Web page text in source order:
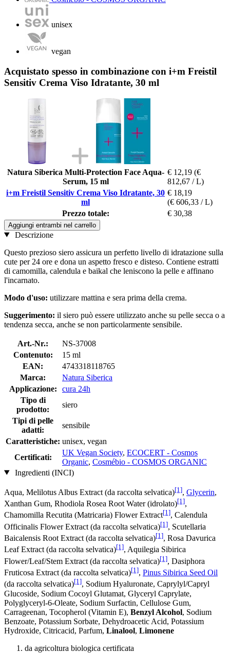
unisex
vegan
Acquistato spesso in combinazione con i+m Freistil
Sensitiv Crema Viso Idratante, 30 ml
Natura Siberica Multi-Protection Face Aqua-
Serum, 15 ml
€ 12,19 (€
812,67 / L)
i+m Freistil Sensitiv Crema Viso Idratante, 30
ml
€ 18,19
(€ 606,33 / L)
Prezzo totale:
€ 30,38
Aggiungi entrambi nel carrello
Descrizione
Questo prezioso siero assicura un perfetto livello di idratazione sulla
cute per 24 ore e dona un aspetto fresco e disteso. Contiene estratti
di camomilla, calendula e baikal che leniscono la pelle e affinano
l'incarnato.
Modo d'uso: utilizzare mattina e sera prima della crema.
Suggerimento: il siero può essere utilizzato anche su pelle secca o a
tendenza secca, anche se non particolarmente sensibile.
Art.-Nr.:
NS-37008
Contenuto:
15 ml
EAN:
4743318118765
Marca:
Natura Siberica
Applicazione:
cura 24h
Tipo di
prodotto:
siero
Tipi di pelle
adatti:
sensibile
Caratteristiche: unisex, vegan
Certificati:
UK Vegan Society, ECOCERT - Cosmos
Organic, Cosmébio - COSMOS ORGANIC
Ingredienti (INCI)
Aqua, Melilotus Albus Extract (da raccolta selvatica)[1], Glycerin,
Xanthan Gum, Rhodiola Rosea Root Water (idrolato)[1],
Chamomilla Recutita (Matricaria) Flower Extract[1], Calendula
Officinalis Flower Extract (da raccolta selvatica)[1], Scutellaria
Baicalensis Root Extract (da raccolta selvatica)[1], Rosa Davurica
Leaf Extract (da raccolta selvatica)[1], Aquilegia Sibirica
Flower/Leaf/Stem Extract (da raccolta selvatica)[1], Dasiphora
Fruticosa Extract (da raccolta selvatica)[1], Pinus Sibirica Seed Oil
(da raccolta selvatica)[1], Sodium Hyaluronate, Caprylyl/Capryl
Glucoside, Sodium Cocoyl Glutamat, Glyceryl Caprylate,
Polyglyceryl-6-Oleate, Sodium Surfactin, Cellulose Gum,
Carrageenan, Tocopherol (Vitamin E), Benzyl Alcohol, Sodium
Benzoate, Potassium Sorbate, Dehydroacetic Acid, Potassium
Hydroxide, Citricacid, Parfum, Linalool, Limonene
da agricoltura biologica certificata